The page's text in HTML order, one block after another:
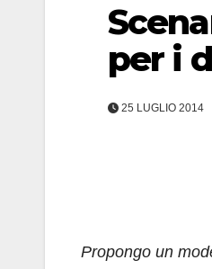
per i
25 LUGLIO 2014
Propongo un